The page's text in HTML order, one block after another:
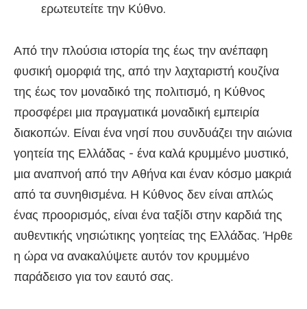
ερωτευτείτε την Κύθνο.
Από την πλούσια ιστορία της έως την ανέπαφη
φυσική ομορφιά της, από την λαχταριστή κουζίνα
της έως τον μοναδικό της πολιτισμό, η Κύθνος
προσφέρει μια πραγματικά μοναδική εμπειρία
διακοπών. Είναι ένα νησί που συνδυάζει την αιώνια
γοητεία της Ελλάδας - ένα καλά κρυμμένο μυστικό,
μια αναπνοή από την Αθήνα και έναν κόσμο μακριά
από τα συνηθισμένα. Η Κύθνος δεν είναι απλώς
ένας προορισμός, είναι ένα ταξίδι στην καρδιά της
αυθεντικής νησιώτικης γοητείας της Ελλάδας. Ήρθε
η ώρα να ανακαλύψετε αυτόν τον κρυμμένο
παράδεισο για τον εαυτό σας.